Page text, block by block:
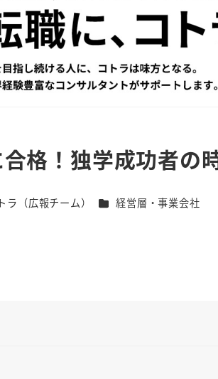
格！独学成功者の
ラ（広報チーム） カテゴリー
経営層・事業会社